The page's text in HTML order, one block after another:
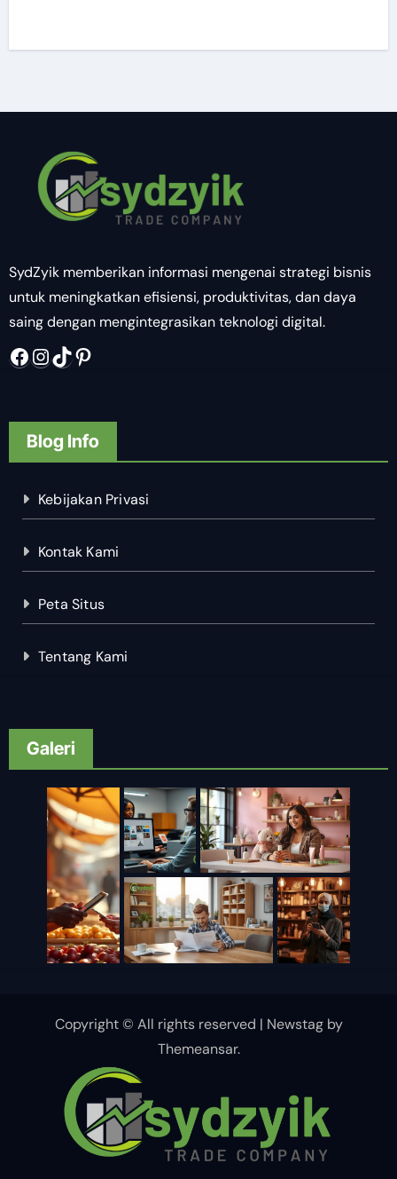
SydZyik memberikan informasi mengenai strategi bisnis
untuk meningkatkan efisiensi, produktivitas, dan daya
saing dengan mengintegrasikan teknologi digital.
Facebook
Instagram
TikTok
Pinterest
Blog Info
Kebijakan Privasi
Kontak Kami
Peta Situs
Tentang Kami
Galeri
Copyright © All rights reserved | Newstagby
Themeansar.